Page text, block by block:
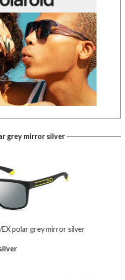
grey mirror silver
polar grey mirror silver